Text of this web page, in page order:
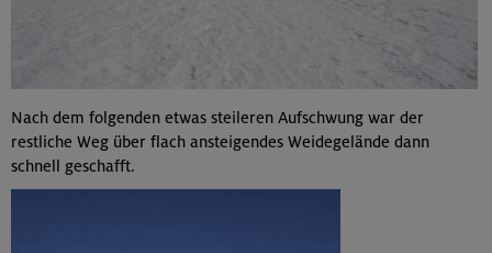
Nach dem folgenden etwas steileren Aufschwung war der
restliche Weg über flach ansteigendes Weidegelände dann
schnell geschafft.